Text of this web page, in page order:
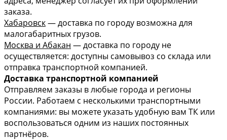
заказа.
Хабаровск— доставка по городу возможна для
малогабаритных грузов.
Москва и Абакан — доставка по городу не
осуществляется: доступны самовывоз со склада или
отправка транспортной компанией.
Доставка транспортной компанией
Отправляем заказы в любые города и регионы
России. Работаем с несколькими транспортными
компаниями: вы можете указать удобную вам ТК или
воспользоваться одним из наших постоянных
партнёров.